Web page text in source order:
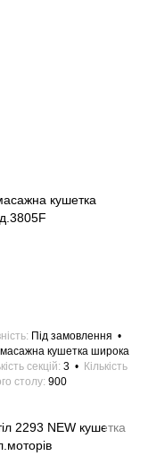
кушетка
Під замовлення
кушетка широка
секцій 3
Кількість
столу 900